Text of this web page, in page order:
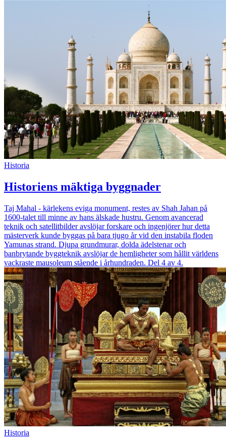
Historia
Historiens mäktiga byggnader
Taj Mahal - kärlekens eviga monument, restes av Shah Jahan på
1600-talet till minne av hans älskade hustru. Genom avancerad
teknik och satellitbilder avslöjar forskare och ingenjörer hur detta
mästerverk kunde byggas på bara tjugo år vid den instabila floden
Yamunas strand. Djupa grundmurar, dolda ädelstenar och
banbrytande byggteknik avslöjar de hemligheter som hållit världens
vackraste mausoleum stående i århundraden. Del 4 av 4.
Historia